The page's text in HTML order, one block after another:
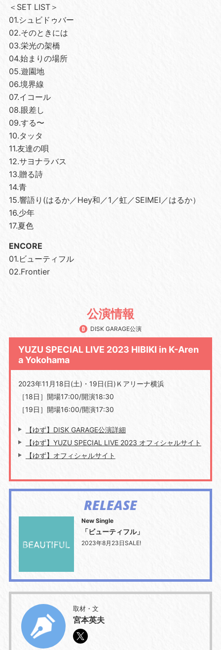
＜SET LIST＞
01.シュビドゥバー
02.そのときには
03.栄光の架橋
04.始まりの場所
05.遊園地
06.境界線
07.イコール
08.眼差し
09.する〜
10.タッタ
11.友達の唄
12.サヨナラバス
13.贈る詩
14.青
15.響語り(はるか／Hey和／1／虹／SEIMEI／はるか）
16.少年
17.夏色
ENCORE
01.ビューティフル
02.Frontier
公演情報
DISK GARAGE公演
YUZU SPECIAL LIVE 2023 HIBIKI in K-Aren
a Yokohama
2023年11月18日(土)・19日(日)Ｋアリーナ横浜
［18日］開場17:00/開演18:30
［19日］開場16:00/開演17:30
【ゆず】DISK GARAGE公演詳細
【ゆず】YUZU SPECIAL LIVE 2023 オフィシャルサイト
【ゆず】オフィシャルサイト
RELEASE
New Single
「ビューティフル」
2023年8月23日SALE!
取材・文
宮本英夫